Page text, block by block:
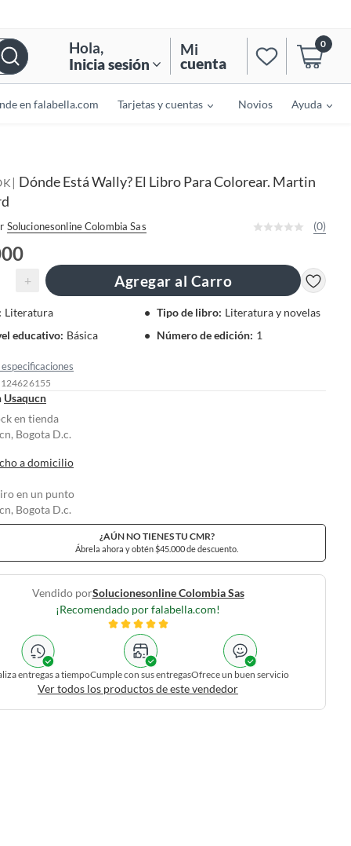
Hola,
Inicia sesión
Mi
cuenta
0
en falabella.com Tarjetas y cuentas Novios Ayuda
| Dónde Está Wally? El Libro Para Colorear. Martin
Solucionesonline Colombia Sas (0)
+ Agregar al Carro
Literatura Tipo de libro: Literatura y novelas
educativo: Básica Número de edición: 1
Usaqucn
en tienda
Bogota D.c.
a domicilio
en un punto
Bogota D.c.
¿AÚN NO TIENES TU CMR?
Ábrela ahora y obtén $45.000 de descuento.
Vendido porSolucionesonline Colombia Sas
¡Recomendado por falabella.com!
entregas a tiempoCumple con sus entregasOfrece un buen servicio
Ver todos los productos de este vendedor